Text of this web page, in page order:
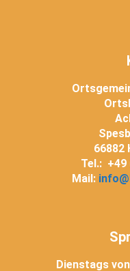
66882
Tel.: +49
Mail:
Dienstags